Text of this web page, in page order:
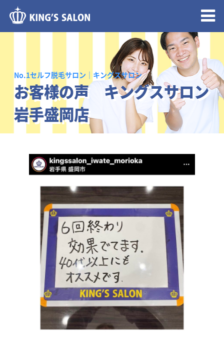
No.1セルフ脱毛サロン｜キングスサロン
お客様の声 キングスサロン
岩手盛岡店